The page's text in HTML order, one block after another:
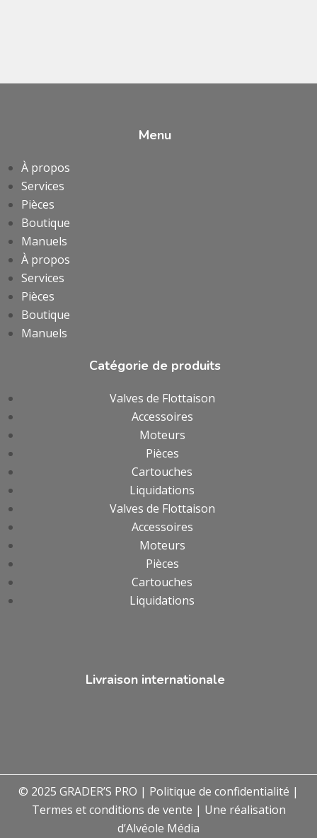
Menu
À propos
Services
Pièces
Boutique
Manuels
À propos
Services
Pièces
Boutique
Manuels
Catégorie de produits
Valves de Flottaison
Accessoires
Moteurs
Pièces
Cartouches
Liquidations
Valves de Flottaison
Accessoires
Moteurs
Pièces
Cartouches
Liquidations
Livraison internationale
© 2025 GRADER’S PRO | Politique de confidentialité |
Termes et conditions de vente | Une réalisation
d’Alvéole Média